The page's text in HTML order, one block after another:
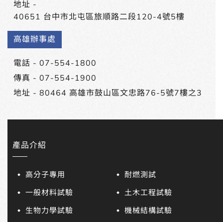
地址 -
40651 台中市北屯區旅順路二段120-4號5樓
高雄辦事處
電話 - 07-554-1800
傳真 - 07-554-1900
地址 - 80464 高雄市鼓山區文忠路76-5號7樓之3
產品介紹
高分子專用
耐燃測試
一般材料試驗
土木工程試驗
生物力學試驗
機械結構試驗